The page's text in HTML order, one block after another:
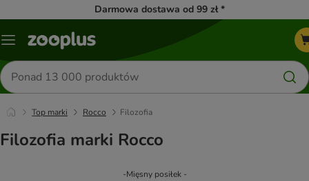
Darmowa dostawa od 99 zł *
Menu
Szukaj
produktów
Top marki Rocco Filozofia
Filozofia marki Rocco
-Mięsny posiłek -